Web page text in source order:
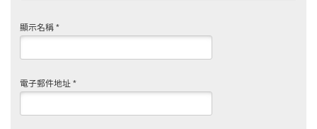
顯示名稱 *
電子郵件地址 *